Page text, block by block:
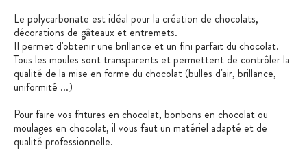
Le polycarbonate est idéal pour la création de chocolats,
décorations de gâteaux et entremets.
Il permet d'obtenir une brillance et un fini parfait du chocolat.
Tous les moules sont transparents et permettent de contrôler la
qualité de la mise en forme du chocolat (bulles d'air, brillance,
uniformité ...)
Pour faire vos fritures en chocolat, bonbons en chocolat ou
moulages en chocolat, il vous faut un matériel adapté et de
qualité professionnelle.